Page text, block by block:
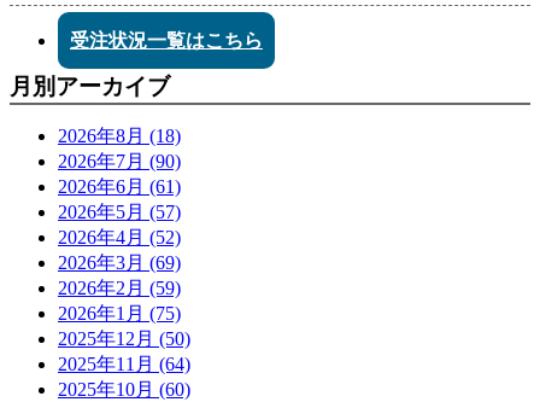
受注状況一覧はこちら
月別アーカイブ
2026年8月 (18)
2026年7月 (90)
2026年6月 (61)
2026年5月 (57)
2026年4月 (52)
2026年3月 (69)
2026年2月 (59)
2026年1月 (75)
2025年12月 (50)
2025年11月 (64)
2025年10月 (60)